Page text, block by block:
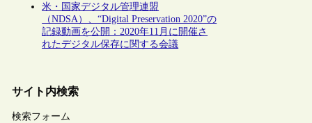
米・国家デジタル管理連盟
（NDSA）、“Digital Preservation 2020”の
記録動画を公開：2020年11月に開催さ
れたデジタル保存に関する会議
サイト内検索
検索フォーム